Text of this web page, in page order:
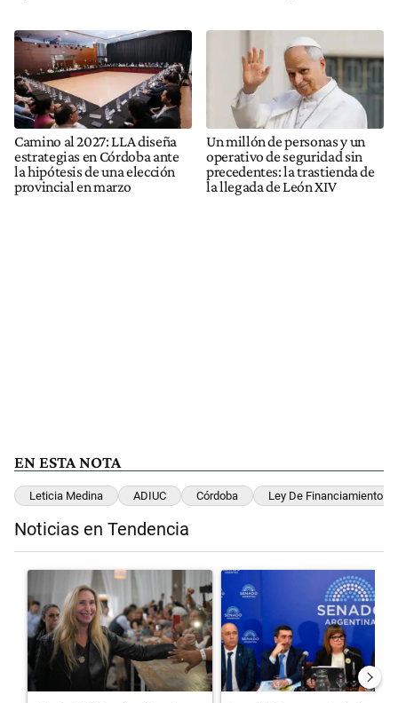
Camino al 2027: LLA diseña
estrategias en Córdoba ante
la hipótesis de una elección
provincial en marzo
Un millón de personas y un
operativo de seguridad sin
precedentes: la trastienda de
la llegada de León XIV
EN ESTA NOTA
Leticia Medina ADIUC Córdoba Ley De Financiamiento
Noticias en Tendencia
Un artículo de tendencia con el título "Karina Milei vuelve al centro
Un artículo de tendencia con el